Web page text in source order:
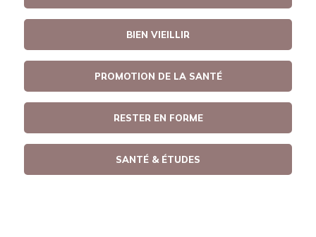
BIEN VIEILLIR
PROMOTION DE LA SANTÉ
RESTER EN FORME
SANTÉ & ÉTUDES